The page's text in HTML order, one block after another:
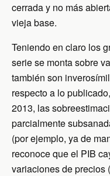
cerrada y no más
vieja base.
Teniendo en claro los
serie se monta sobre
también son
respecto a lo
2013, las
parcialmente
(por ejemplo, ya de
reconoce que el PIB
variaciones de precios